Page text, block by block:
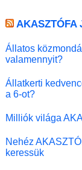
AKASZTÓFA
Állatos
valamennyit?
Állatkerti
a 6-ot?
Milliók világa
Nehéz
keressük